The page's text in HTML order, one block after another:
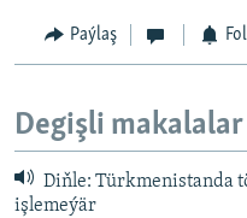
Paýlaş
Degişli makalalar
Diňle: Türkmenistanda
işlemeýär